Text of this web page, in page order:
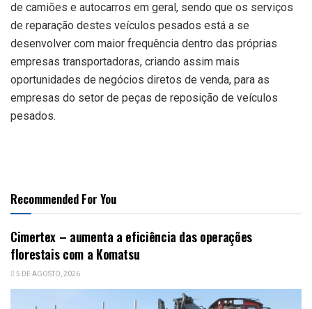
de camiões e autocarros em geral, sendo que os serviços
de reparação destes veículos pesados está a se
desenvolver com maior frequência dentro das próprias
empresas transportadoras, criando assim mais
oportunidades de negócios diretos de venda, para as
empresas do setor de peças de reposição de veículos
pesados.
Recommended For You
Cimertex – aumenta a eficiência das operações
florestais com a Komatsu
5 DE AGOSTO, 2026